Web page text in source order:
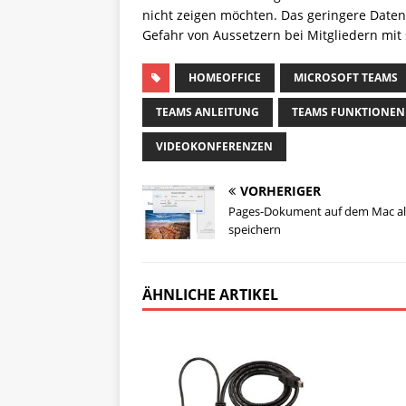
nicht zeigen möchten. Das geringere
Gefahr von Aussetzern bei Mitgliedern
HOMEOFFICE MICROSOFT TEAMS
TEAMS ANLEITUNG TEAMS FUNKTIONEN
VIDEOKONFERENZEN
VORHERIGER
Pages-Dokument auf dem Mac
speichern
ÄHNLICHE ARTIKEL